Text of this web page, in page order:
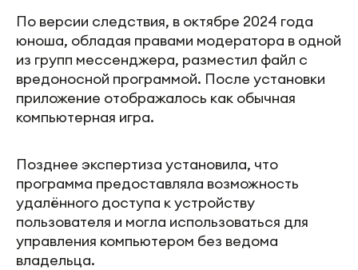
По версии следствия, в октябре 2024 года
юноша, обладая правами модератора в одной
из групп мессенджера, разместил файл с
вредоносной программой. После установки
приложение отображалось как обычная
компьютерная игра.
Позднее экспертиза установила, что
программа предоставляла возможность
удалённого доступа к устройству
пользователя и могла использоваться для
управления компьютером без ведома
владельца.